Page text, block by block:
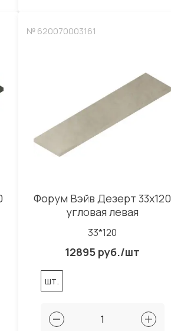
№ 620070003161
Форум Вэйв Дезерт 33x120
угловая левая
33*120
12895 руб./шт
шт.